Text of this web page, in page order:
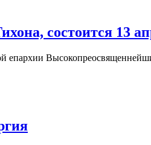
состоится 13
епархии